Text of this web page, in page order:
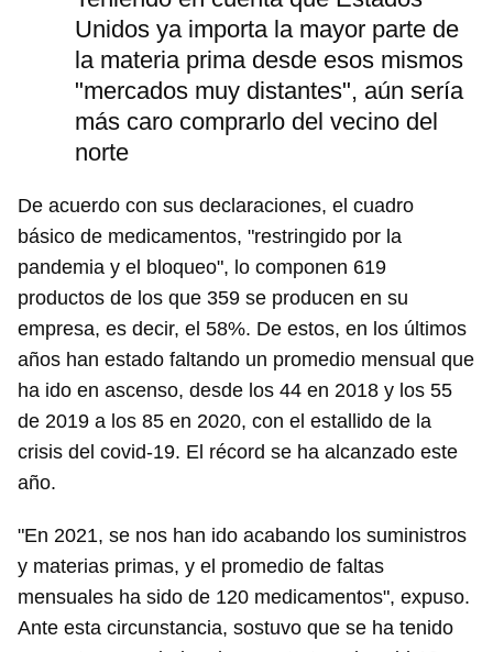
Unidos ya importa la mayor parte de
la materia prima desde esos mismos
"mercados muy distantes", aún sería
más caro comprarlo del vecino del
norte
De acuerdo con sus declaraciones, el cuadro
básico de medicamentos, "restringido por la
pandemia y el bloqueo", lo componen 619
productos de los que 359 se producen en su
empresa, es decir, el 58%. De estos, en los últimos
años han estado faltando un promedio mensual que
ha ido en ascenso, desde los 44 en 2018 y los 55
de 2019 a los 85 en 2020, con el estallido de la
crisis del covid-19. El récord se ha alcanzado este
año.
"En 2021, se nos han ido acabando los suministros
y materias primas, y el promedio de faltas
mensuales ha sido de 120 medicamentos", expuso.
Ante esta circunstancia, sostuvo que se ha tenido